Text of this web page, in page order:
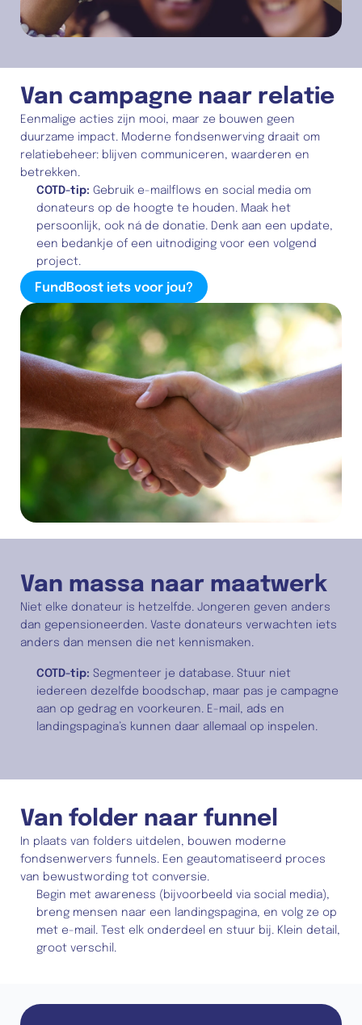
Van campagne naar relatie
Eenmalige acties zijn mooi, maar ze bouwen geen
duurzame impact. Moderne fondsenwerving draait om
relatiebeheer: blijven communiceren, waarderen en
betrekken.
COTD-tip: Gebruik e-mailflows en social media om
donateurs op de hoogte te houden. Maak het
persoonlijk, ook ná de donatie. Denk aan een update,
een bedankje of een uitnodiging voor een volgend
project.
FundBoost iets voor jou?
Van massa naar maatwerk
Niet elke donateur is hetzelfde. Jongeren geven anders
dan gepensioneerden. Vaste donateurs verwachten iets
anders dan mensen die net kennismaken.
COTD-tip: Segmenteer je database. Stuur niet
iedereen dezelfde boodschap, maar pas je campagne
aan op gedrag en voorkeuren. E-mail, ads en
landingspagina’s kunnen daar allemaal op inspelen.
Van folder naar funnel
In plaats van folders uitdelen, bouwen moderne
fondsenwervers funnels. Een geautomatiseerd proces
van bewustwording tot conversie.
Begin met awareness (bijvoorbeeld via social media),
breng mensen naar een landingspagina, en volg ze op
met e-mail. Test elk onderdeel en stuur bij. Klein detail,
groot verschil.